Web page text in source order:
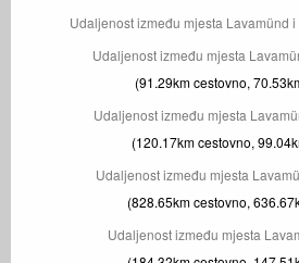
Udaljenost između mjesta Lavamünd
Udaljenost između mjesta
(91.29km cestovno,
Udaljenost između mjesta
(120.17km cestovno,
Udaljenost između mjesta
(828.65km cestovno,
Udaljenost između mjesta